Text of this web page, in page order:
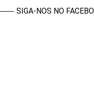
SIGA-NOS NO